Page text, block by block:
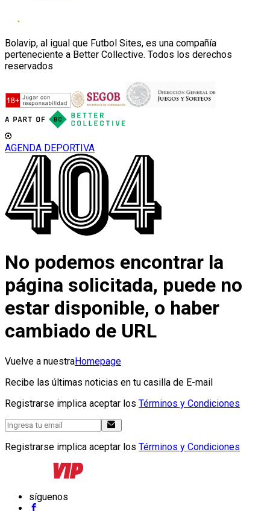
Bolavip, al igual que Futbol Sites, es una compañía
perteneciente a Better Collective. Todos los derechos
reservados
AGENDA DEPORTIVA
No podemos encontrar la
página solicitada, puede no
estar disponible, o haber
cambiado de URL
Vuelve a nuestraHomepage
Recibe las últimas noticias en tu casilla de E-mail
Registrarse implica aceptar los Términos y Condiciones
Registrarse implica aceptar los Términos y Condiciones
síguenos